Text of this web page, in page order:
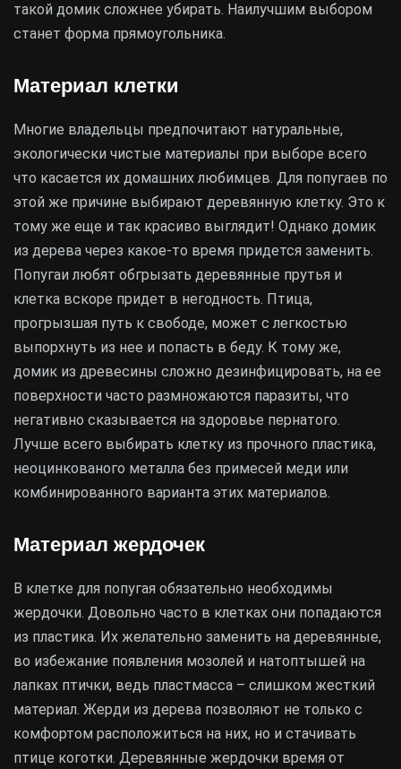
такой домик сложнее убирать. Наилучшим выбором
станет форма прямоугольника.
Материал клетки
Многие владельцы предпочитают натуральные,
экологически чистые материалы при выборе всего
что касается их домашних любимцев. Для попугаев по
этой же причине выбирают деревянную клетку. Это к
тому же еще и так красиво выглядит! Однако домик
из дерева через какое-то время придется заменить.
Попугаи любят обгрызать деревянные прутья и
клетка вскоре придет в негодность. Птица,
прогрызшая путь к свободе, может с легкостью
выпорхнуть из нее и попасть в беду. К тому же,
домик из древесины сложно дезинфицировать, на ее
поверхности часто размножаются паразиты, что
негативно сказывается на здоровье пернатого.
Лучше всего выбирать клетку из прочного пластика,
неоцинкованого металла без примесей меди или
комбинированного варианта этих материалов.
Материал жердочек
В клетке для попугая обязательно необходимы
жердочки. Довольно часто в клетках они попадаются
из пластика. Их желательно заменить на деревянные,
во избежание появления мозолей и натоптышей на
лапках птички, ведь пластмасса – слишком жесткий
материал. Жерди из дерева позволяют не только с
комфортом расположиться на них, но и стачивать
птице коготки. Деревянные жердочки время от